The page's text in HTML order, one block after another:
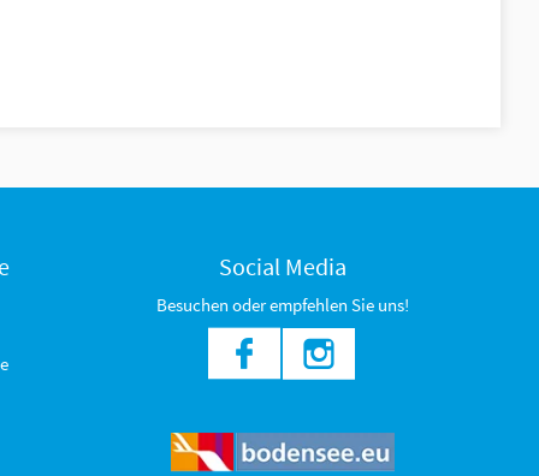
Social Media
Besuchen oder empfehlen Sie uns!